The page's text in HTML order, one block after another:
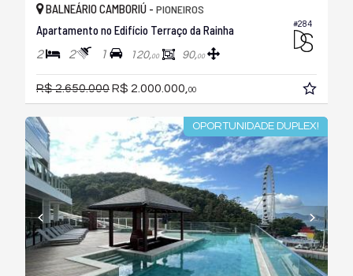
#284
BALNEÁRIO CAMBORIÚ - PIONEIROS
Apartamento no Edifício Terraço da Rainha
2 2 1 120,00 90,00
R$ 2.650.000R$ 2.000.000, 00
OPORTUNIDADE DUPLEX!